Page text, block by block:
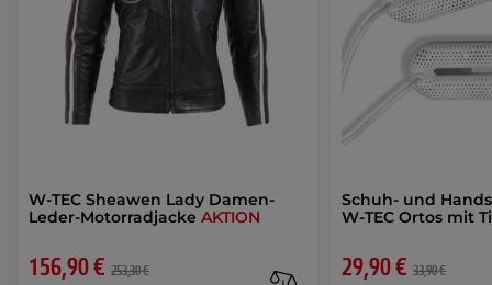
W-TEC Sheawen Lady Damen-
Leder-Motorradjacke AKTION
156,90 € 253,30 €
Schuh- und
W-TEC Ortos mit
29,90 € 33,90 €